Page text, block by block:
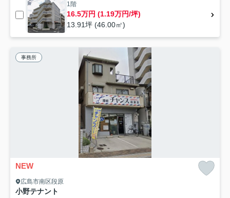
1階
16.5万円 (1.19万円/坪)
13.91坪 (46.00㎡)
事務所
NEW
広島市南区段原
小野テナント